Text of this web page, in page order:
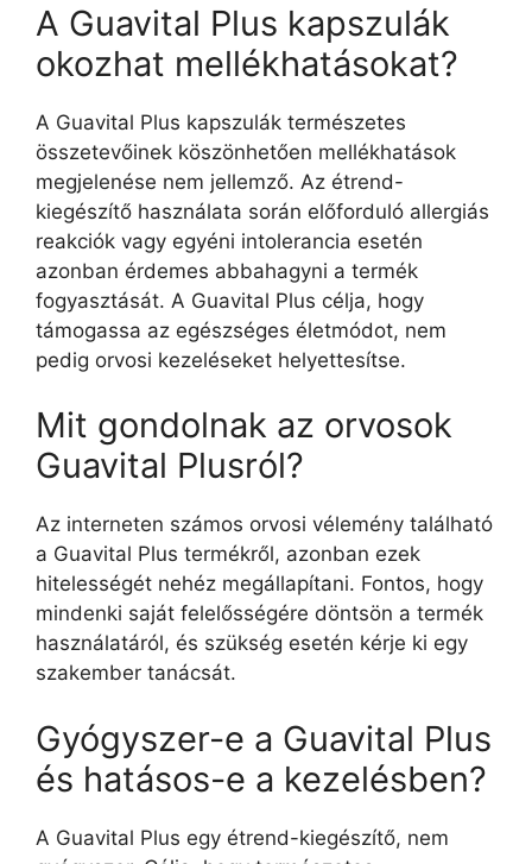
A Guavital Plus kapszulák
okozhat mellékhatásokat?
A Guavital Plus kapszulák természetes
összetevőinek köszönhetően mellékhatások
megjelenése nem jellemző. Az étrend-
kiegészítő használata során előforduló allergiás
reakciók vagy egyéni intolerancia esetén
azonban érdemes abbahagyni a termék
fogyasztását. A Guavital Plus célja, hogy
támogassa az egészséges életmódot, nem
pedig orvosi kezeléseket helyettesítse.
Mit gondolnak az orvosok
Guavital Plusról?
Az interneten számos orvosi vélemény található
a Guavital Plus termékről, azonban ezek
hitelességét nehéz megállapítani. Fontos, hogy
mindenki saját felelősségére döntsön a termék
használatáról, és szükség esetén kérje ki egy
szakember tanácsát.
Gyógyszer-e a Guavital Plus
és hatásos-e a kezelésben?
A Guavital Plus egy étrend-kiegészítő, nem